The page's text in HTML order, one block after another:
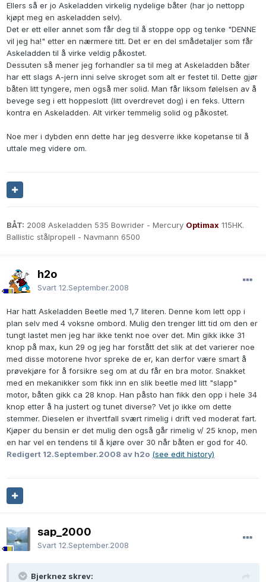
Ellers så er jo Askeladden virkelig nydelige båter (har jo nettopp
kjøpt meg en askeladden selv).
Det er ett eller annet som får deg til å stoppe opp og tenke "DENNE
vil jeg ha!" etter en nærmere titt. Det er en del smådetaljer som får
Askeladden til å virke veldig påkostet.
Dessuten så mener jeg forhandler sa til meg at Askeladden båter
har ett slags A-jern inni selve skroget som alt er festet til. Dette gjør
båten litt tyngere, men også mer solid. Man får liksom følelsen av å
bevege seg i ett hoppeslott (litt overdrevet dog) i en feks. Uttern
kontra en Askeladden. Alt virker temmelig solid og påkostet.
Noe mer i dybden enn dette har jeg desverre ikke kopetanse til å
uttale meg videre om.
BÅT: 2008 Askeladden 535 Bowrider - Mercury Optimax 115HK.
Ballistic stålpropell - Navmann 6500
h2o
Svart 12.September.2008
Har hatt Askeladden Beetle med 1,7 literen. Denne kom lett opp i
plan selv med 4 voksne ombord. Mulig den trenger litt tid om den er
tungt lastet men jeg har ikke tenkt noe over det. Min gikk ikke 31
knop på max, kun 29 og jeg har forstått det slik at det varierer noe
med disse motorene hvor spreke de er, kan derfor være smart å
prøvekjøre for å forsikre seg om at du får en bra motor. Snakket
med en mekanikker som fikk inn en slik beetle med litt "slapp"
motor, båten gikk ca 28 knop. Han påsto han fikk den opp i hele 34
knop etter å ha justert og tunet diverse? Vet jo ikke om dette
stemmer. Dieselen er ihvertfall svært rimelig i drift ved moderat fart.
Kjøper du bensin er det mulig den også går rimelig v/ 25 knop, men
en har vel en tendens til å kjøre over 30 når båten er god for 40.
Redigert 12.September.2008 av h2o (see edit history)
sap_2000
Svart 12.September.2008
Bjerknez skrev: